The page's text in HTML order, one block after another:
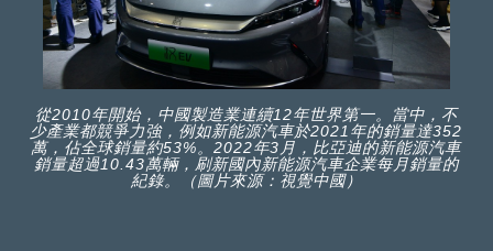
從2010年開始，中國製造業連續12年世界第一。當中，不
少產業都競爭力強，例如新能源汽車於2021年的銷量達352
萬，佔全球銷量約53%。2022年3月，比亞迪的新能源汽車
銷量超過10.43萬輛，刷新國內新能源汽車企業每月銷量的
紀錄。（圖片來源：視覺中國）